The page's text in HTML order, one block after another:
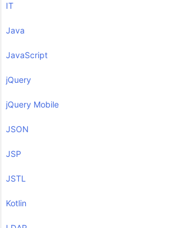
IT
Java
JavaScript
jQuery
jQuery Mobile
JSON
JSP
JSTL
Kotlin